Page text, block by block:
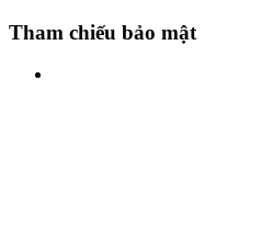
Tham chiếu bảo mật